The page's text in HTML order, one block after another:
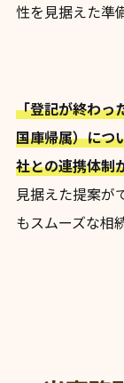
性を見据えた準
「登記が終わっ
国庫帰属）につ
社との連携体制
見据えた提案が
もスムーズな相